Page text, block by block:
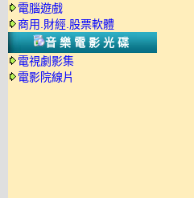
電腦遊戲
商用.財經.股票軟體
音樂電影光碟
電視劇影集
電影院線片